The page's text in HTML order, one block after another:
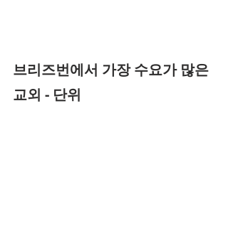
브리즈번에서 가장 수요가 많은
교외 - 단위